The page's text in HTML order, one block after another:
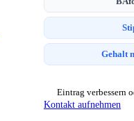
Gehalt
Eintrag verbessern
Kontakt aufnehmen